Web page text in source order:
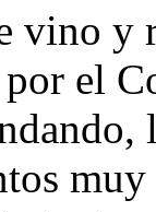
vino y
por el